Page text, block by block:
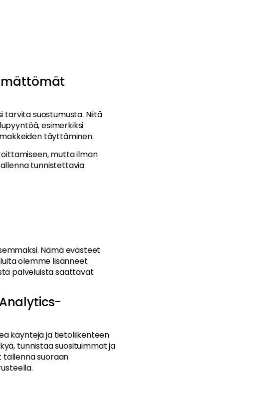
tarvita suostumusta. Niitä
esimerkiksi
täyttäminen.
mutta ilman
tunnistettavia
Nämä evästeet
olemme lisänneet
palveluista saattavat
käyntejä ja tietoliikenteen
tunnistaa suosituimmat ja
tallenna suoraan